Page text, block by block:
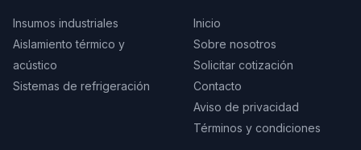
Insumos industriales
Aislamiento térmico y
acústico
Sistemas de refrigeración
Inicio
Sobre nosotros
Solicitar cotización
Contacto
Aviso de privacidad
Términos y condiciones